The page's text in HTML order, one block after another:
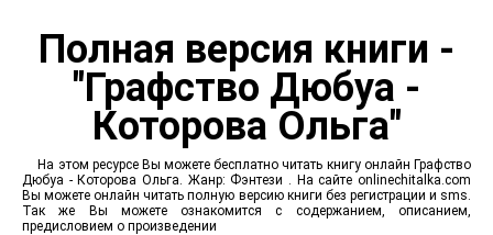
Полная версия книги -
"Графство Дюбуа -
Которова Ольга"
На этом ресурсе Вы можете бесплатно читать книгу онлайн Графство
Дюбуа - Которова Ольга. Жанр: Фэнтези . На сайте onlinechitalka.com
Вы можете онлайн читать полную версию книги без регистрации и sms.
Так же Вы можете ознакомится с содержанием, описанием,
предисловием о произведении